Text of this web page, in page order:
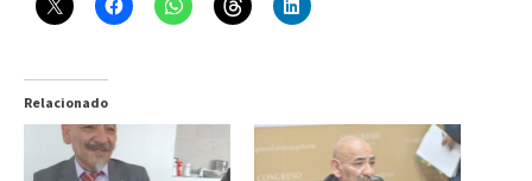
Relacionado